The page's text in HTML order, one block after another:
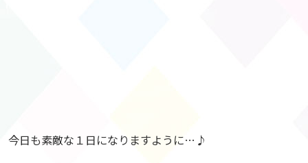
今日も素敵な１日になりますように…♪